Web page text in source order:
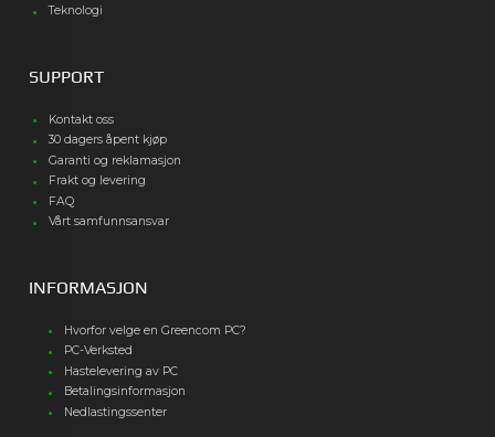
Teknologi
SUPPORT
Kontakt oss
30 dagers åpent kjøp
Garanti og reklamasjon
Frakt og levering
FAQ
Vårt samfunnsansvar
INFORMASJON
Hvorfor velge en Greencom PC?
PC-Verksted
Hastelevering av PC
Betalingsinformasjon
Nedlastingssenter